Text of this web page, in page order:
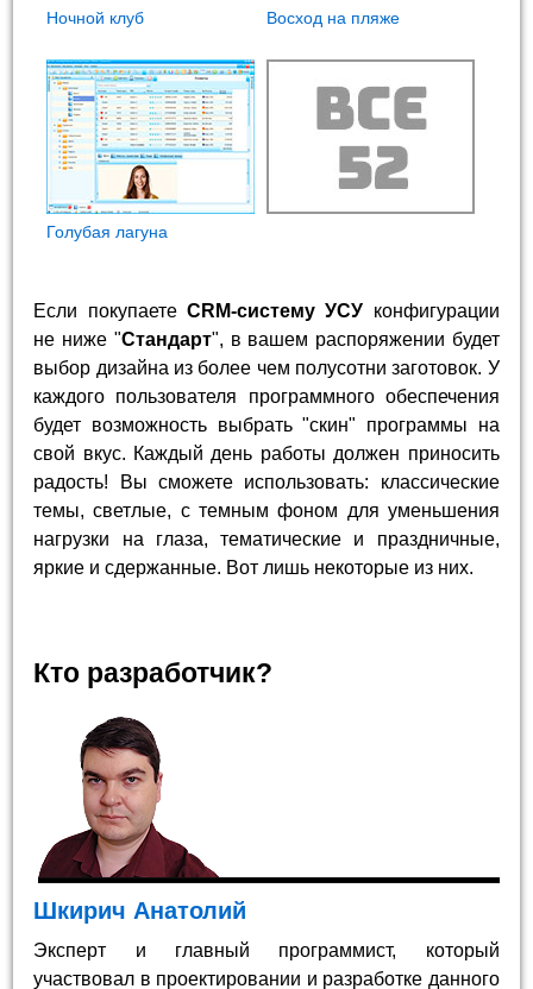
Ночной клуб Восход на пляже
Голубая лагуна
Если покупаете CRM-систему УСУ конфигурации
не ниже "Стандарт", в вашем распоряжении будет
выбор дизайна из более чем полусотни заготовок. У
каждого пользователя программного обеспечения
будет возможность выбрать "скин" программы на
свой вкус. Каждый день работы должен приносить
радость! Вы сможете использовать: классические
темы, светлые, с темным фоном для уменьшения
нагрузки на глаза, тематические и праздничные,
яркие и сдержанные. Вот лишь некоторые из них.
Кто разработчик?
Шкирич Анатолий
Эксперт и главный программист, который
участвовал в проектировании и разработке данного